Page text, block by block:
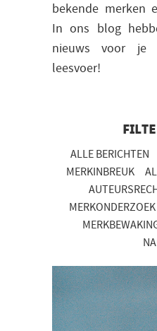
bekende merken
In ons blog
nieuws voor je
leesvoer!
ALLE BERICHTEN
MERKINBREUK
MERKONDERZOEK